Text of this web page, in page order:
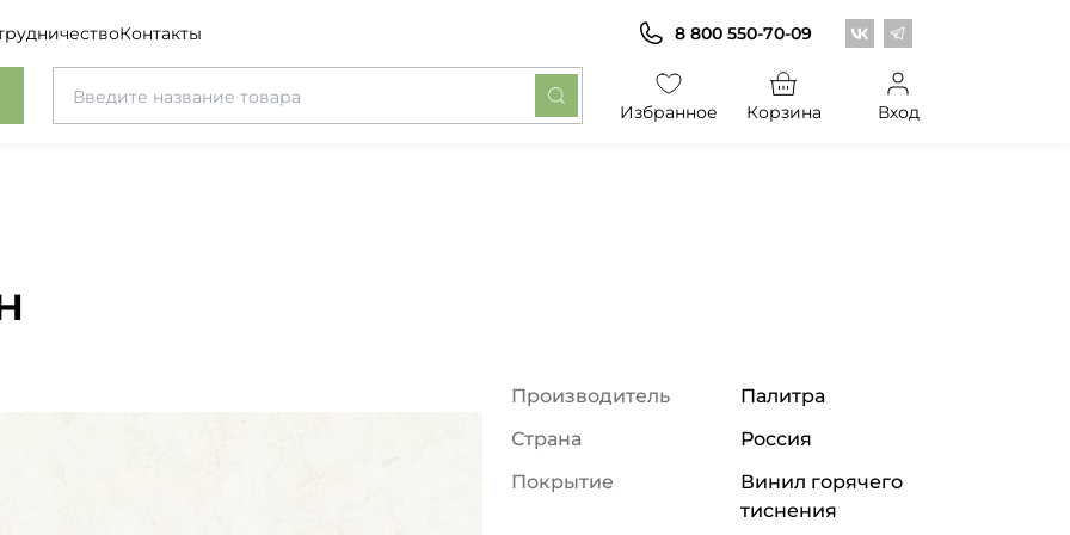
Контакты Центр обоев во
Центр обоев в
8 800 550-70-09
Избранное Корзина Вход
Производитель
Палитра
Страна
Россия
Покрытие
Винил горячего
тиснения